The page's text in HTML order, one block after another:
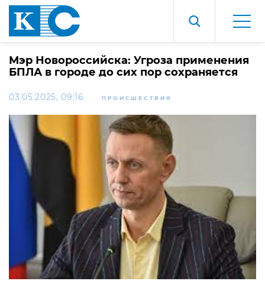
Мэр Новороссийска: Угроза применения
БПЛА в городе до сих пор сохраняется
03.05.2025, 09:16 ПРОИСШЕСТВИЯ